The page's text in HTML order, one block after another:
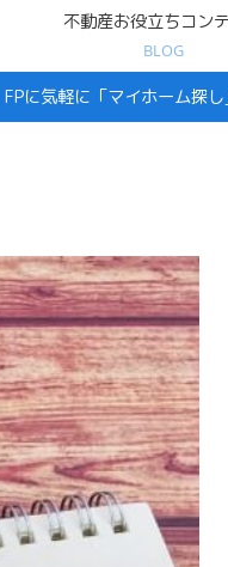
不動産お役立ちコン
BLOG
に気軽に「マイホーム探